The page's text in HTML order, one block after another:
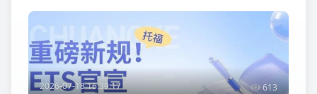
2026-07-18 16:39:17 613